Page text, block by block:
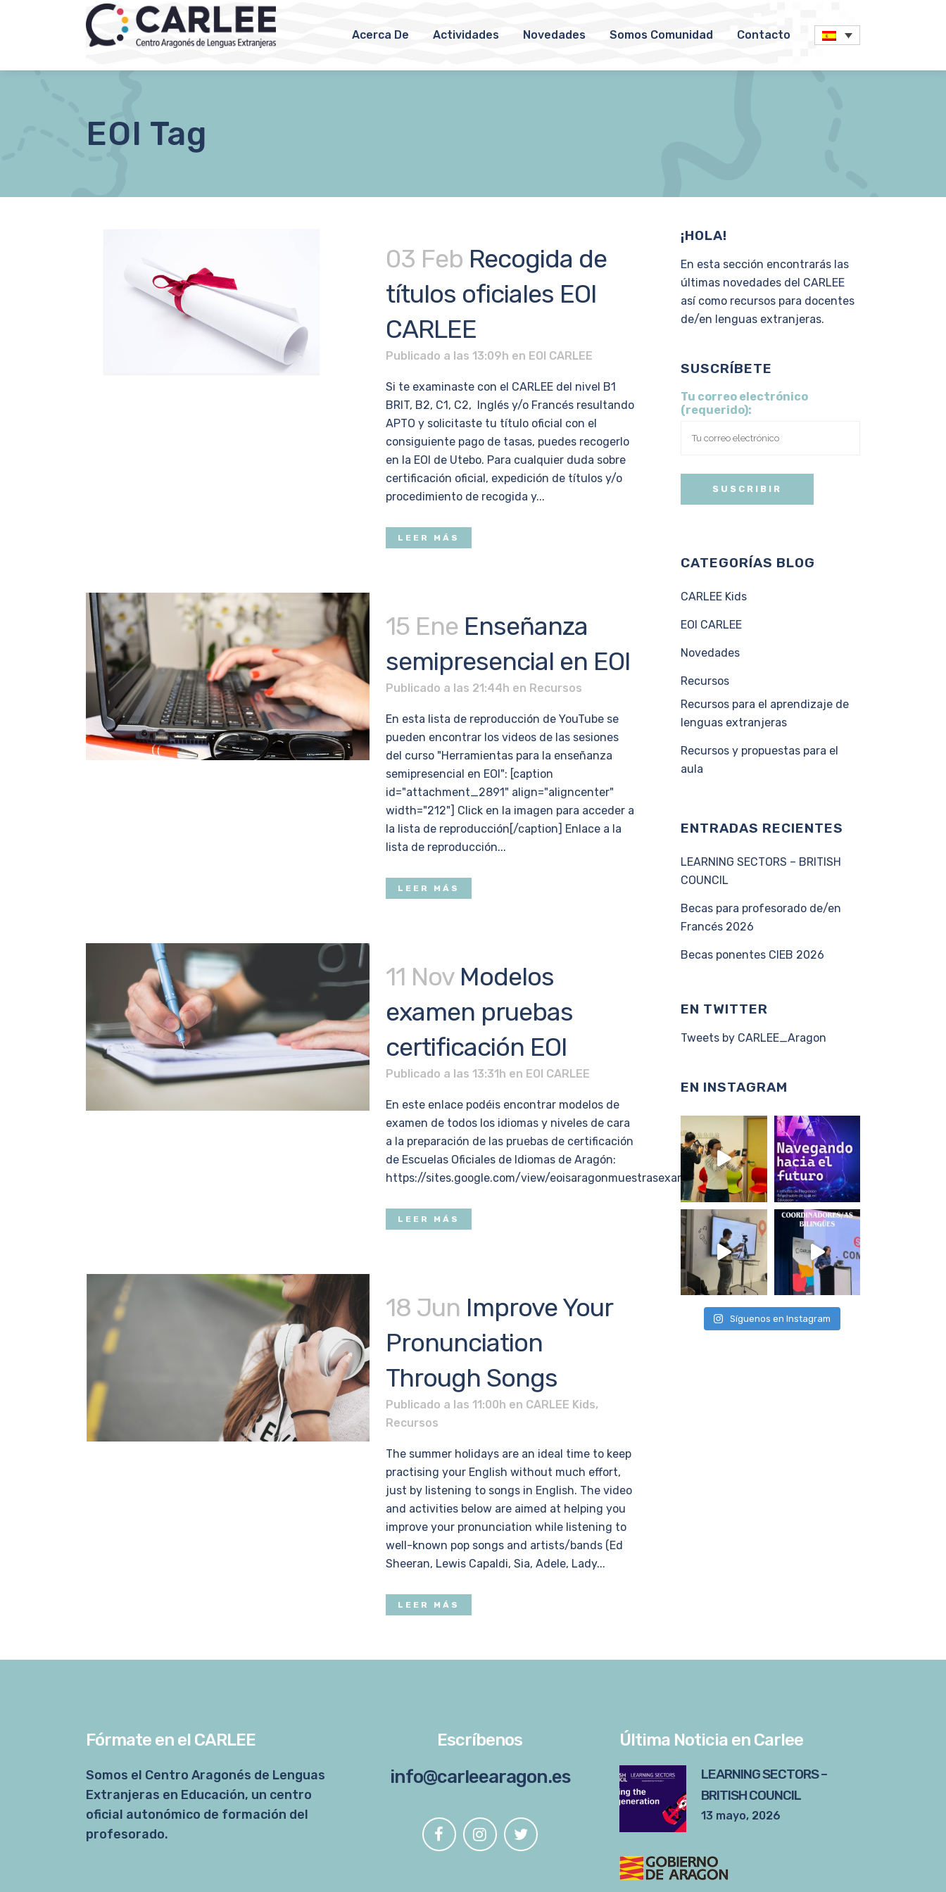
Acerca De Actividades Novedades Somos Comunidad Contacto
EOI Tag
03 Feb Recogida de
títulos oficiales EOI
CARLEE
Publicado a las 13:09h en EOI CARLEE
Si te examinaste con el CARLEE del nivel B1
BRIT, B2, C1, C2, Inglés y/o Francés resultando
APTO y solicitaste tu título oficial con el
consiguiente pago de tasas, puedes recogerlo
en la EOI de Utebo. Para cualquier duda sobre
certificación oficial, expedición de títulos y/o
procedimiento de recogida y...
LEER MÁS
15 Ene Enseñanza
semipresencial en EOI
Publicado a las 21:44h en Recursos
En esta lista de reproducción de YouTube se
pueden encontrar los videos de las sesiones
del curso "Herramientas para la enseñanza
semipresencial en EOI": [caption
id="attachment_2891" align="aligncenter"
width="212"] Click en la imagen para acceder a
la lista de reproducción[/caption] Enlace a la
lista de reproducción...
LEER MÁS
11 Nov Modelos
examen pruebas
certificación EOI
Publicado a las 13:31h en EOI CARLEE
En este enlace podéis encontrar modelos de
examen de todos los idiomas y niveles de cara
a la preparación de las pruebas de certificación
de Escuelas Oficiales de Idiomas de Aragón:
https://sites.google.com/view/eoisaragonmuestrasexamenes...
LEER MÁS
18 Jun Improve Your
Pronunciation
Through Songs
Publicado a las 11:00h en CARLEE Kids,
Recursos
The summer holidays are an ideal time to keep
practising your English without much effort,
just by listening to songs in English. The video
and activities below are aimed at helping you
improve your pronunciation while listening to
well-known pop songs and artists/bands (Ed
Sheeran, Lewis Capaldi, Sia, Adele, Lady...
LEER MÁS
¡HOLA!
En esta sección encontrarás las
últimas novedades del CARLEE
así como recursos para docentes
de/en lenguas extranjeras.
SUSCRÍBETE
Tu correo electrónico
(requerido):
CATEGORÍAS BLOG
CARLEE Kids
EOI CARLEE
Novedades
Recursos
Recursos para el aprendizaje de
lenguas extranjeras
Recursos y propuestas para el
aula
ENTRADAS RECIENTES
LEARNING SECTORS – BRITISH
COUNCIL
Becas para profesorado de/en
Francés 2026
Becas ponentes CIEB 2026
EN TWITTER
Tweets by CARLEE_Aragon
EN INSTAGRAM
Síguenos en Instagram
Fórmate en el CARLEE
Somos el Centro Aragonés de Lenguas
Extranjeras en Educación, un centro
oficial autonómico de formación del
profesorado.
Escríbenos
info@carleearagon.es
Última Noticia en Carlee
LEARNING SECTORS –
BRITISH COUNCIL
13 mayo, 2026